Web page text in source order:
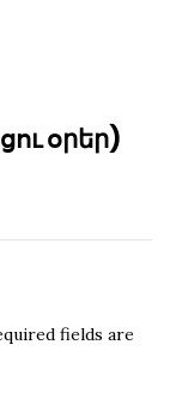
օրեր)
fields are